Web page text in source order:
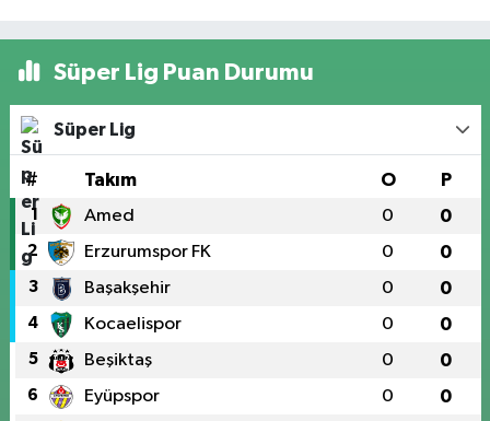
Süper Lig Puan Durumu
Süper Lig
# Takım O P
1 Amed 0 0
2 Erzurumspor FK 0 0
3 Başakşehir 0 0
4 Kocaelispor 0 0
5 Beşiktaş 0 0
6 Eyüpspor 0 0